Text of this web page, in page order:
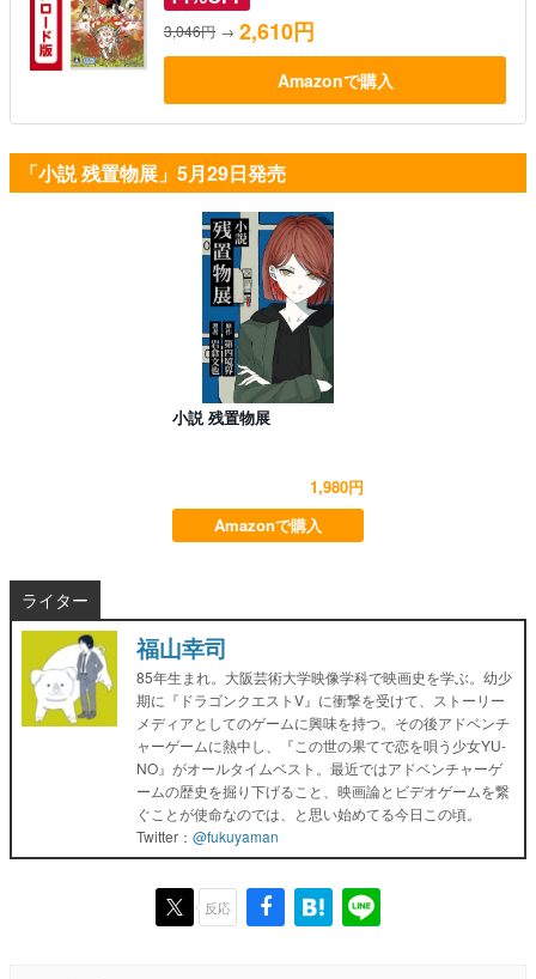
3,046円 → 2,610円
Amazonで購入
「小説 残置物展」5月29日発売
小説 残置物展
1,980円
Amazonで購入
ライター
福山幸司
85年生まれ。大阪芸術大学映像学科で映画史を学ぶ。幼少
期に『ドラゴンクエストV』に衝撃を受けて、ストーリー
メディアとしてのゲームに興味を持つ。その後アドベンチ
ャーゲームに熱中し、『この世の果てで恋を唄う少女YU-
NO』がオールタイムベスト。最近ではアドベンチャーゲ
ームの歴史を掘り下げること、映画論とビデオゲームを繋
ぐことが使命なのでは、と思い始めてる今日この頃。
Twitter： @fukuyaman
反応